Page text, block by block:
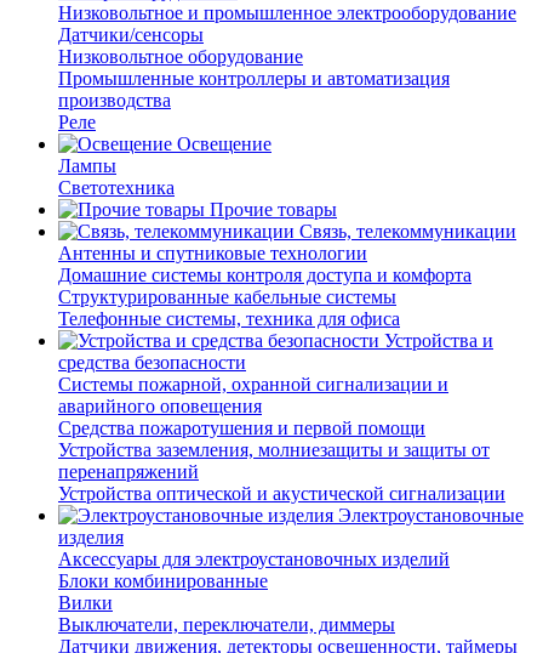
Низковольтное и промышленное электрооборудование
Датчики/сенсоры
Низковольтное оборудование
Промышленные контроллеры и автоматизация
производства
Реле
Освещение
Лампы
Светотехника
Прочие товары
Связь, телекоммуникации
Антенны и спутниковые технологии
Домашние системы контроля доступа и комфорта
Структурированные кабельные системы
Телефонные системы, техника для офиса
Устройства и
средства безопасности
Системы пожарной, охранной сигнализации и
аварийного оповещения
Средства пожаротушения и первой помощи
Устройства заземления, молниезащиты и защиты от
перенапряжений
Устройства оптической и акустической сигнализации
Электроустановочные
изделия
Аксессуары для электроустановочных изделий
Блоки комбинированные
Вилки
Выключатели, переключатели, диммеры
Датчики движения, детекторы освещенности, таймеры